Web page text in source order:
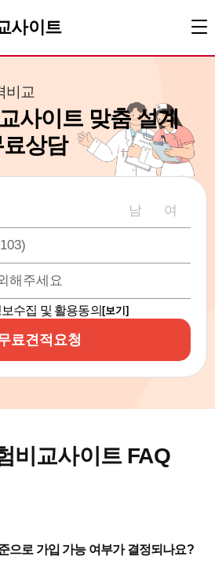
사이트
비교
사이트 맞춤 설계
상담
남 여
수집 및 활용동의 [보기]
료견적요청
비교사이트 FAQ
으로 가입 가능 여부가 결정되나요?